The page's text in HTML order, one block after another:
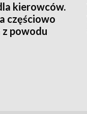
kierowców.
częściowo
powodu